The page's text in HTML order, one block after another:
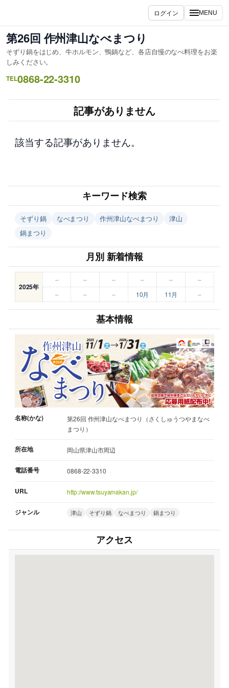
を
ス
キ
ッ
プ
ログイン MENU
第26回 作州津山なべまつり
そずり鍋をはじめ、牛ホルモン、鴨鍋など、各店自慢のなべ料理をお楽
しみください。
TEL0868-22-3310
記事がありません
該当する記事がありません。
キーワード検索
そずり鍋 なべまつり 作州津山なべまつり
津山
鍋まつり
月別 新着情報
2025年
– – – – –
–
–
– – 10月 11月 –
基本情報
名称(かな)
第26回 作州津山なべまつり（さくしゅうつやまなべ
まつり）
所在地 岡山県津山市周辺
電話番号 0868-22-3310
URL http://www.tsuyamakan.jp/
ジャンル 津山 そずり鍋 なべまつり 鍋まつり
アクセス